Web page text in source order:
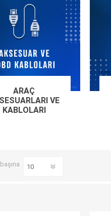
TPMS Cihaz ve Sensörleri
Akü Cihazları
Diğer
ECU COMPANY
ARAÇ
VE
KABLOLARI